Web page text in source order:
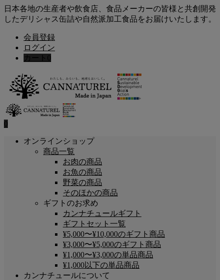
日本各地の生産者や飲食店、食品メーカーの皆様と共創開発
したデリシャス缶詰や自然派加工食品をお届けいたします。
会員登録
ログイン
カート 0
0
オンラインショップ
商品一覧
お肉の商品
お魚の商品
野菜の商品
そのほかの商品
ギフトのお求め
カンナチュールギフト
ギフトセット一覧
¥5,000〜¥10,000のギフト商品
¥3,000〜¥5,000のギフト商品
¥1,000〜¥3,000の単品商品
¥1,000以下の単品商品
カンナチュールについて